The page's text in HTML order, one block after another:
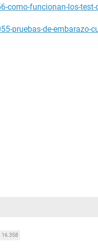
funcionan-los-test-
pruebas-de-embarazo-
16.358